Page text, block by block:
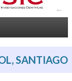
SANTIAGO